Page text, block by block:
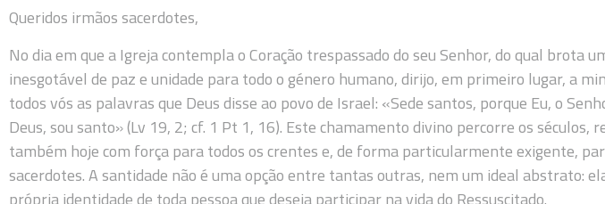
Queridos irmãos sacerdotes,
No dia em que a Igreja contempla o Coração trespassado do seu Senhor, do qual brota
inesgotável de paz e unidade para todo o género humano, dirijo, em primeiro lugar, a
todos vós as palavras que Deus disse ao povo de Israel: «Sede santos, porque Eu, o
Deus, sou santo» (Lv 19, 2; cf. 1 Pt 1, 16). Este chamamento divino percorre os séculos,
também hoje com força para todos os crentes e, de forma particularmente exigente,
sacerdotes. A santidade não é uma opção entre tantas outras, nem um ideal abstrato:
própria identidade de toda pessoa que deseja participar na vida do Ressuscitado.